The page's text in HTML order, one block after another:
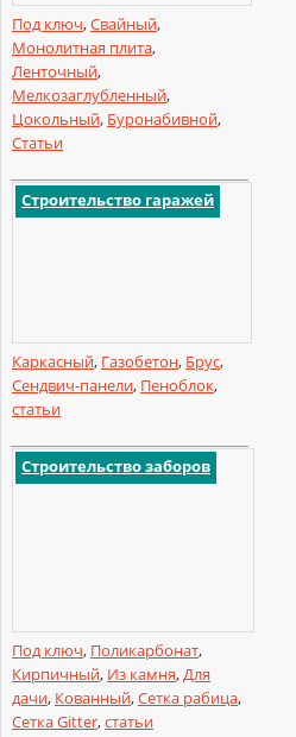
Под ключ,Свайный,
Монолитная плита,
Ленточный,
Мелкозаглубленный,
Цокольный, Буронабивной,
Статьи
Строительство гаражей
Каркасный, Газобетон, Брус,
Сендвич-панели, Пеноблок,
статьи
Строительство заборов
Под ключ, Поликарбонат,
Кирпичный, Из камня, Для
дачи, Кованный,Сетка рабица,
Сетка Gitter,статьи